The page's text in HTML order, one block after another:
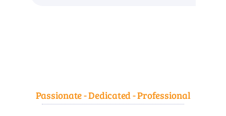
Passionate - Dedicated - Professional